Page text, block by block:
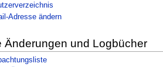
Adresse ändern
Änderungen und Logbücher